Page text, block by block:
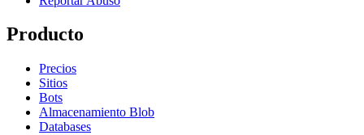
Producto
Precios
Sitios
Bots
Almacenamiento Blob
Databases